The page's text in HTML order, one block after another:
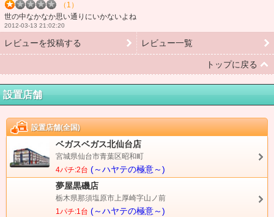
（1）
世の中なかなか思い通りにいかないよね
2012-03-13 21:02:20
レビューを投稿する レビュー一覧
トップに戻る
設置店舗
設置店舗(全国)
ベガスベガス北仙台店
宮城県仙台市青葉区昭和町
4パチ:2台 (～ハヤテの極意～)
夢屋黒磯店
栃木県那須塩原市上厚崎字山ノ前
1パチ:1台 (～ハヤテの極意～)